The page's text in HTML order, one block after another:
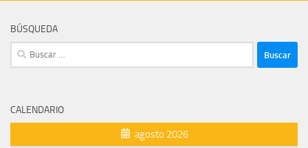
BÚSQUEDA
Buscar:
CALENDARIO
agosto 2026